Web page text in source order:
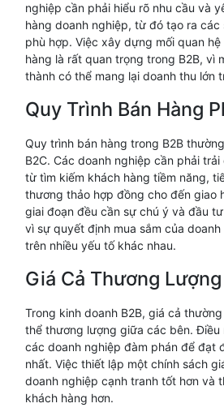
nghiệp cần phải hiểu rõ nhu cầu và
hàng doanh nghiệp, từ đó tạo ra các
phù hợp. Việc xây dựng mối quan
hàng là rất quan trọng trong B2B, vì
thành có thể mang lại doanh thu lớn
Quy Trình Bán Hàng
Quy trình bán hàng trong B2B
B2C. Các doanh nghiệp cần phải
từ tìm kiếm khách hàng tiềm năng,
thương thảo hợp đồng cho đến giao
giai đoạn đều cần sự chú ý và đầu
vì sự quyết định mua sắm của
trên nhiều yếu tố khác nhau.
Giá Cả Thương Lượng
Trong kinh doanh B2B, giá cả
thể thương lượng giữa các bên. Điều
các doanh nghiệp đàm phán để đạt
nhất. Việc thiết lập một chính sách
doanh nghiệp cạnh tranh tốt hơn và
khách hàng hơn.